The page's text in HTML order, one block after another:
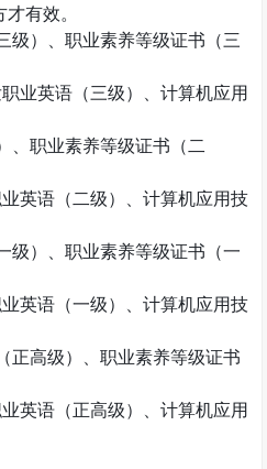
有效。
级）、职业素养等级证书（三
业英语（三级）、计算机应用
、职业素养等级证书（二
英语（二级）、计算机应用技
级）、职业素养等级证书（一
英语（一级）、计算机应用技
正高级）、职业素养等级证书
英语（正高级）、计算机应用